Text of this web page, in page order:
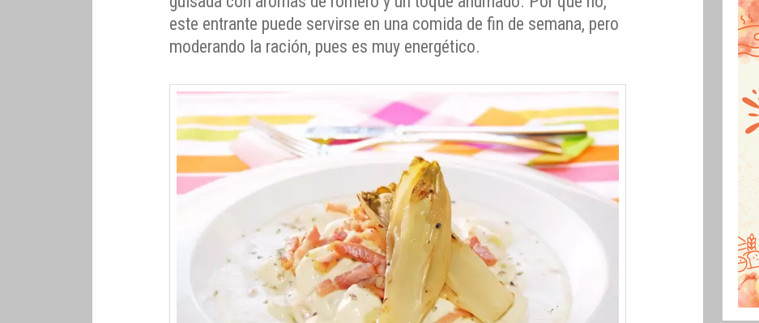
este entrante puede servirse en una comida de fin de semana, pero
moderando la ración, pues es muy energético.